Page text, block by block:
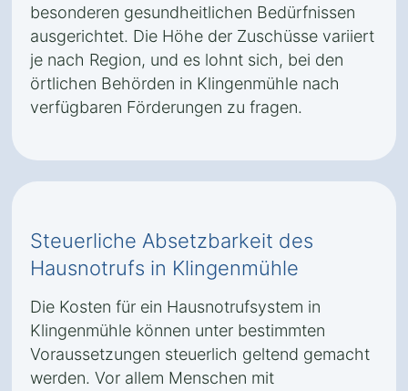
besonderen gesundheitlichen Bedürfnissen
ausgerichtet. Die Höhe der Zuschüsse variiert
je nach Region, und es lohnt sich, bei den
örtlichen Behörden in Klingenmühle nach
verfügbaren Förderungen zu fragen.
Steuerliche Absetzbarkeit des
Hausnotrufs in Klingenmühle
Die Kosten für ein Hausnotrufsystem in
Klingenmühle können unter bestimmten
Voraussetzungen steuerlich geltend gemacht
werden. Vor allem Menschen mit